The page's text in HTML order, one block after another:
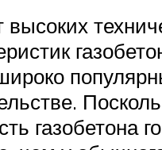
высоких
газобетона